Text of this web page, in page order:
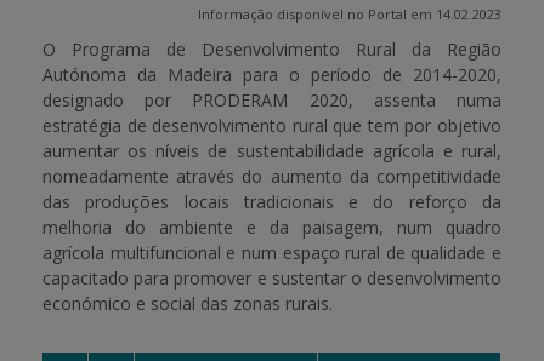
PAGAMENTOS
APOIO AO BENEFICIÁRIO
Entrar / Registar
Informação disponível no Portal em 14.02.2023
O Programa de Desenvolvimento Rural da Região
Autónoma da Madeira para o período de 2014-2020,
designado por PRODERAM 2020, assenta numa
estratégia de desenvolvimento rural que tem por objetivo
aumentar os níveis de sustentabilidade agrícola e rural,
nomeadamente através do aumento da competitividade
das produções locais tradicionais e do reforço da
melhoria do ambiente e da paisagem, num quadro
agrícola multifuncional e num espaço rural de qualidade e
capacitado para promover e sustentar o desenvolvimento
económico e social das zonas rurais.